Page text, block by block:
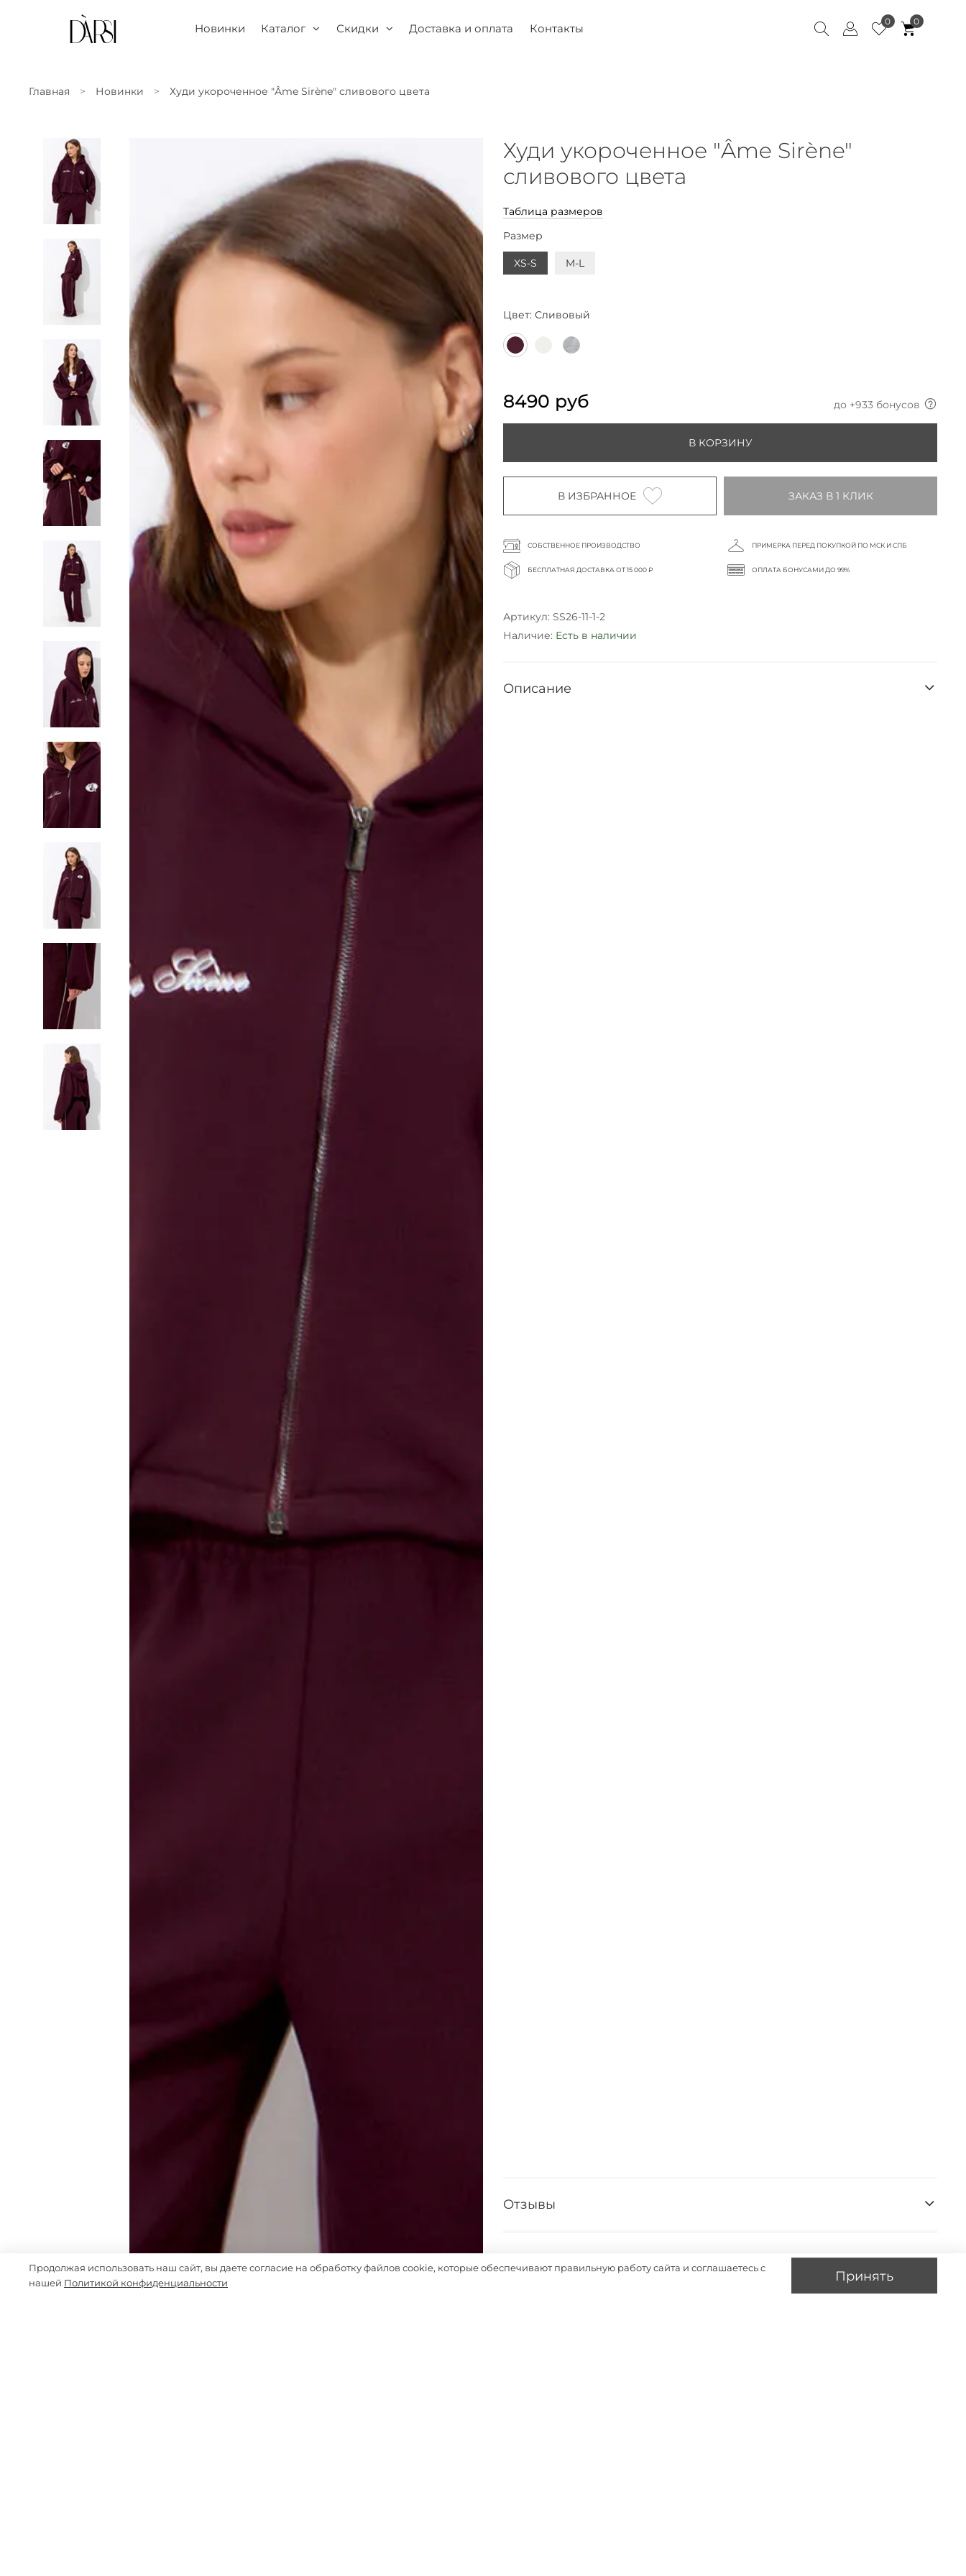
Новинки Каталог Скидки Доставка и оплата Контакты
0 0
Главная Новинки Худи укороченное "Âme Sirène" сливового цвета
Худи укороченное "Âme Sirène"
сливового цвета
Таблица размеров
Размер
XS-S M-L
Цвет: Сливовый
8490 руб до +933 бонусов
В КОРЗИНУ
В ИЗБРАННОЕ ЗАКАЗ В 1 КЛИК
СОБСТВЕННОЕ ПРОИЗВОДСТВО
БЕСПЛАТНАЯ ДОСТАВКА ОТ 15 000 ₽
ПРИМЕРКА ПЕРЕД ПОКУПКОЙ ПО МСК И СПБ
ОПЛАТА БОНУСАМИ ДО 99%
Артикул: SS26-11-1-2
Наличие: Есть в наличии
Описание
Отзывы
Продолжая использовать наш сайт, вы даете согласие на обработку файлов cookie, которые обеспечивают правильную работу сайта и соглашаетесь с
нашей Политикой конфиденциальности Принять